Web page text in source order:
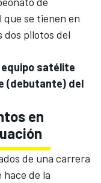
que se tienen en
dos pilotos del
equipo satélite
(debutante) del
en
de una carrera
de la